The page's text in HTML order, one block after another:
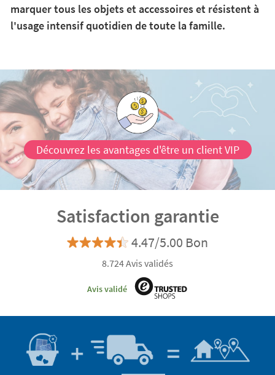
marquer tous les objets et accessoires et résistent à
l'usage intensif quotidien de toute la famille.
Découvrez les avantages d'être un client VIP
Satisfaction garantie
4.47/5.00 Bon
8.724 Avis validés
Avis validé